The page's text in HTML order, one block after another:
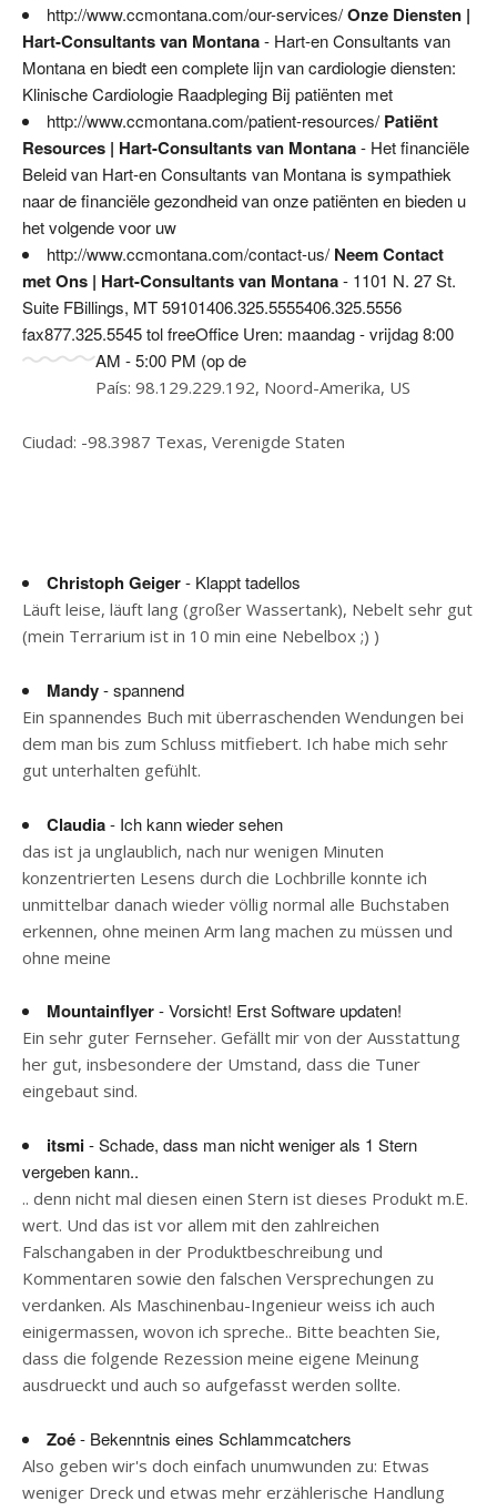
http://www.ccmontana.com/our-services/Onze Diensten |
Hart-Consultants van Montana- Hart-en Consultants van
Montana en biedt een complete lijn van cardiologie diensten:
Klinische Cardiologie Raadpleging Bij patiënten met
http://www.ccmontana.com/patient-resources/ Patiënt
Resources | Hart-Consultants van Montana- Het financiële
Beleid van Hart-en Consultants van Montana is sympathiek
naar de financiële gezondheid van onze patiënten en bieden u
het volgende voor uw
http://www.ccmontana.com/contact-us/ Neem Contact
met Ons | Hart-Consultants van Montana- 1101 N. 27 St.
Suite FBillings, MT 59101406.325.5555406.325.5556
fax877.325.5545 tol freeOffice Uren: maandag - vrijdag 8:00
AM - 5:00 PM (op de
País: 98.129.229.192, Noord-Amerika, US
Ciudad: -98.3987 Texas, Verenigde Staten
Christoph Geiger- Klappt tadellos
Läuft leise, läuft lang (großer Wassertank), Nebelt sehr gut
(mein Terrarium ist in 10 min eine Nebelbox ;) )
Mandy- spannend
Ein spannendes Buch mit überraschenden Wendungen bei
dem man bis zum Schluss mitfiebert. Ich habe mich sehr
gut unterhalten gefühlt.
Claudia- Ich kann wieder sehen
das ist ja unglaublich, nach nur wenigen Minuten
konzentrierten Lesens durch die Lochbrille konnte ich
unmittelbar danach wieder völlig normal alle Buchstaben
erkennen, ohne meinen Arm lang machen zu müssen und
ohne meine
Mountainflyer- Vorsicht! Erst Software updaten!
Ein sehr guter Fernseher. Gefällt mir von der Ausstattung
her gut, insbesondere der Umstand, dass die Tuner
eingebaut sind.
itsmi- Schade, dass man nicht weniger als 1 Stern
vergeben kann..
.. denn nicht mal diesen einen Stern ist dieses Produkt m.E.
wert. Und das ist vor allem mit den zahlreichen
Falschangaben in der Produktbeschreibung und
Kommentaren sowie den falschen Versprechungen zu
verdanken. Als Maschinenbau-Ingenieur weiss ich auch
einigermassen, wovon ich spreche.. Bitte beachten Sie,
dass die folgende Rezession meine eigene Meinung
ausdrueckt und auch so aufgefasst werden sollte.
Zoé- Bekenntnis eines Schlammcatchers
Also geben wir's doch einfach unumwunden zu: Etwas
weniger Dreck und etwas mehr erzählerische Handlung